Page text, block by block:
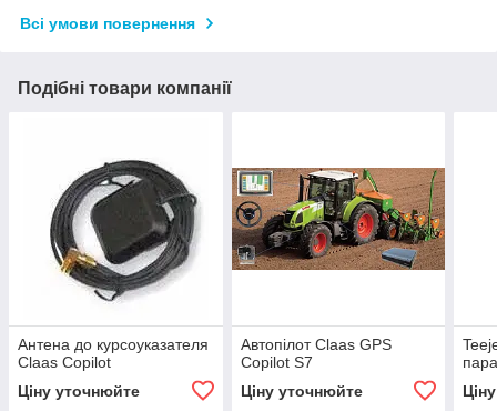
Всі умови повернення
Подібні товари компанії
Антена до курсоуказателя
Claas Copilot
Ціну уточнюйте
Автопілот Claas GPS
Copilot S7
Ціну уточнюйте